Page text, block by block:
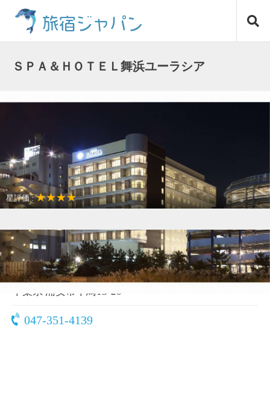
旅宿ジャパン
ＳＰＡ＆ＨＯＴＥＬ舞浜ユーラシア
星評価 :★★★★
女子だけの旅に最適
〒279-0032
千葉県 浦安市千鳥13-20
047-351-4139